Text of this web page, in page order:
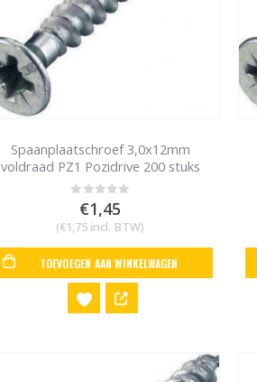
Spaanplaatschroef 3,0x12mm
voldraad PZ1 Pozidrive 200 stuks
out of 5
€1,45
(€1,75 incl. BTW)
TOEVOEGEN AAN WINKELWAGEN